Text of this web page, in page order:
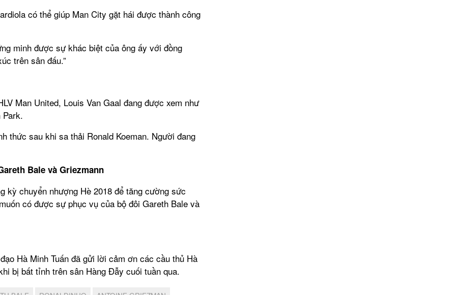
có thể giúp Man City gặt hái được thành công
minh được sự khác biệt của ông ấy với đồng
trên sân đấu.”
Man United, Louis Van Gaal đang được xem như
thức sau khi sa thải Ronald Koeman. Người đang
Bale và Griezmann
kỳ chuyển nhượng Hè 2018 để tăng cường sức
có được sự phục vụ của bộ đôi Gareth Bale và
Hà Minh Tuấn đã gửi lời cảm ơn các cầu thủ Hà
bị bất tỉnh trên sân Hàng Đẫy cuối tuần qua.